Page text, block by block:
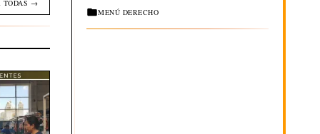
TODAS →
MENÚ DERECHO